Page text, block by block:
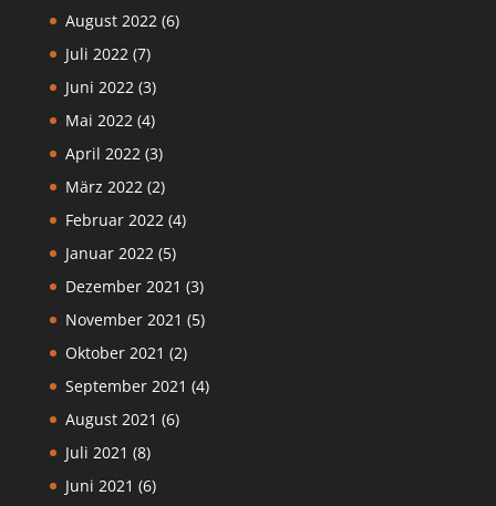
August 2022(6)
Juli 2022(7)
Juni 2022(3)
Mai 2022(4)
April 2022(3)
März 2022(2)
Februar 2022(4)
Januar 2022(5)
Dezember 2021 (3)
November 2021 (5)
Oktober 2021 (2)
September 2021 (4)
August 2021 (6)
Juli 2021 (8)
Juni 2021 (6)